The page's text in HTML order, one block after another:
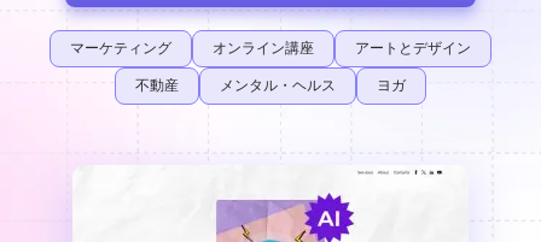
マーケティング オンライン講座 アートとデザイン
不動産 メンタル・ヘルス ヨガ